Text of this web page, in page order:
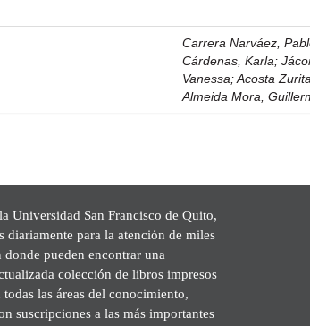
Carrera Narváez,
Cárdenas, Karla;
Vanessa;Acosta
Almeida Mora,
Universidad San Francisco de Quito,
diariamente para la atención de miles
donde pueden encontrar una
colección de libros impresos
las áreas del conocimiento,
suscripciones a las más importantes